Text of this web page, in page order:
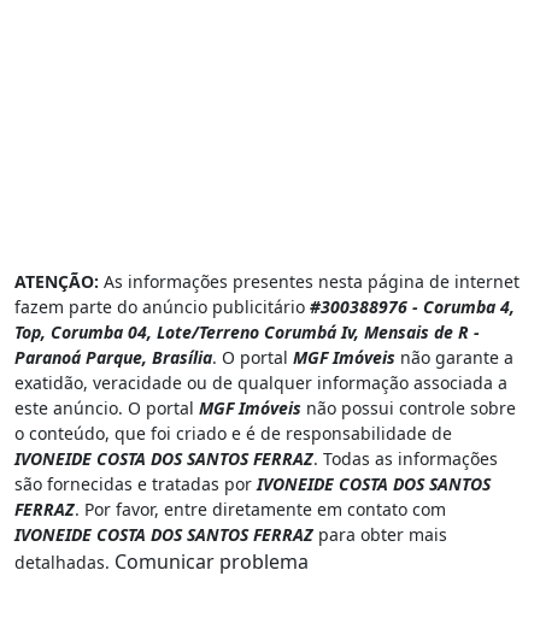
ATENÇÃO: As informações presentes nesta página de internet
fazem parte do anúncio publicitário #300388976 - Corumba 4,
Top, Corumba 04, Lote/Terreno Corumbá Iv, Mensais de R -
Paranoá Parque, Brasília. O portal MGF Imóveis não garante a
exatidão, veracidade ou de qualquer informação associada a
este anúncio. O portal MGF Imóveis não possui controle sobre
o conteúdo, que foi criado e é de responsabilidade de
IVONEIDE COSTA DOS SANTOS FERRAZ. Todas as informações
são fornecidas e tratadas porIVONEIDE COSTA DOS SANTOS
FERRAZ. Por favor, entre diretamente em contato com
IVONEIDE COSTA DOS SANTOS FERRAZ para obter mais
detalhadas. Comunicar problema